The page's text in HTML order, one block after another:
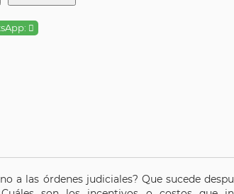
a las órdenes judiciales? Que sucede